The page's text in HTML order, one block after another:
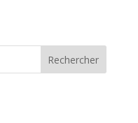
Rechercher